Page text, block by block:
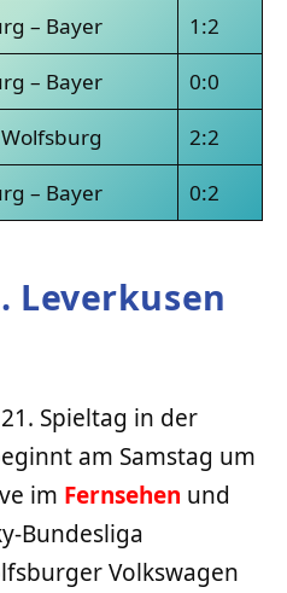
– Bayer
1:2
– Bayer
0:0
2:2
– Bayer 0:2
Leverkusen
Spieltag in der
am Samstag um
im Fernsehen und
Bundesliga
Volkswagen